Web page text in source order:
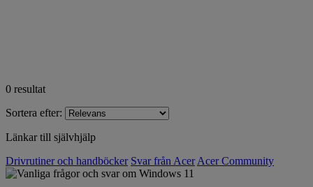
0 resultat
Sortera efter:
Länkar till självhjälp
Drivrutiner och handböcker Svar från Acer Acer Community